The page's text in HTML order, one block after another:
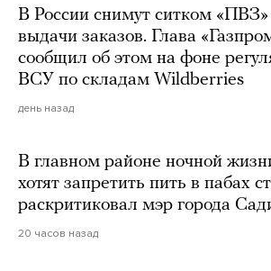
В России снимут ситком «ПВЗ»
выдачи заказов. Глава
сообщил об этом на фоне
ВСУ по складам Wildberries
день назад
В главном районе ночной
хотят запретить пить в пабах
раскритиковал мэр города
20 часов назад